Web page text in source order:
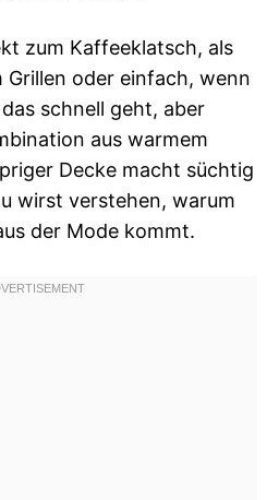
zum Kaffeeklatsch, als
oder einfach, wenn
schnell geht, aber
aus warmem
Decke macht süchtig
wirst verstehen, warum
der Mode kommt.